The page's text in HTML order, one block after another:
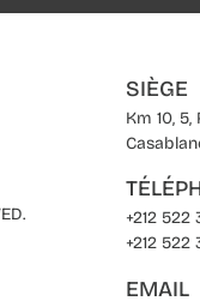
SIÈGE
Km 10,
+212 522
+212
EMAIL